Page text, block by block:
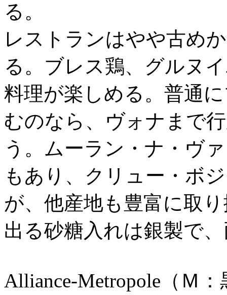
る。
レストランはやや古め
る。ブレス鶏、グルヌ
料理が楽しめる。普通
むのなら、ヴォナまで
う。ムーラン・ナ・ヴ
もあり、クリュー・ボ
が、他産地も豊富に取
出る砂糖入れは銀製で
Alliance-Metropole（Ｍ